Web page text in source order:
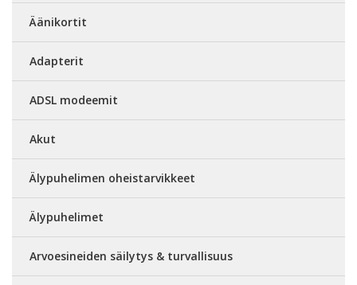
Äänikortit
Adapterit
ADSL modeemit
Akut
Älypuhelimen oheistarvikkeet
Älypuhelimet
Arvoesineiden säilytys & turvallisuus